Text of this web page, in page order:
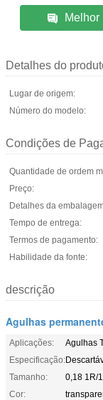
Melhor
Detalhes do
Lugar de origem:
Número do modelo:
Condições de
Quantidade de ordem
Preço:
Detalhes da
Tempo de entrega:
Termos de pagamento:
Habilidade da fonte:
descrição
Agulhas
Aplicações:
Agulhas
Especificação:
Tamanho:
0,18 1R/
Cor: